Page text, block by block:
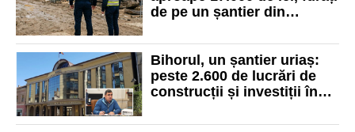
de pe un șantier din
fost reținuți
Bihorul, un șantier uriaș:
peste 2.600 de lucrări de
construcții și investiții în